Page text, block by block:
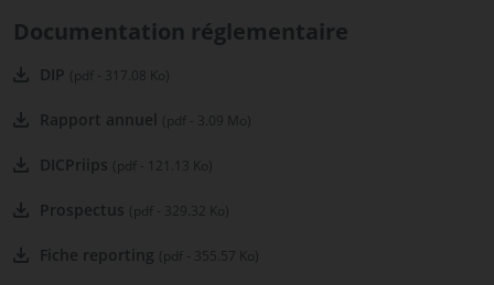
Documentation réglementaire
DIP (pdf - 317.08 Ko)
Rapport annuel (pdf - 3.09 Mo)
DICPriips (pdf - 121.13 Ko)
Prospectus (pdf - 329.32 Ko)
Fiche reporting (pdf - 355.57 Ko)